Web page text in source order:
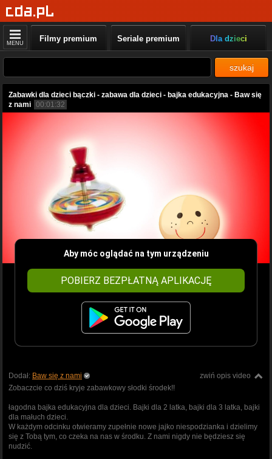
MENU Filmy premium Seriale premium Dla dzieci
szukaj
Zabawki dla dzieci bączki - zabawa dla dzieci - bajka edukacyjna - Baw się
z nami 00:01:32
Aby móc oglądać na tym urządzeniu
POBIERZ BEZPŁATNĄ APLIKACJĘ
zwiń opis video
Dodał: Baw się z nami
Zobaczcie co dziś kryje zabawkowy słodki środek!!
łagodna bajka edukacyjna dla dzieci. Bajki dla 2 latka, bajki dla 3 latka, bajki
dla małuch dzieci.
W każdym odcinku otwieramy zupełnie nowe jajko niespodzianka i dzielimy
się z Tobą tym, co czeka na nas w środku. Z nami nigdy nie będziesz się
nudzić.